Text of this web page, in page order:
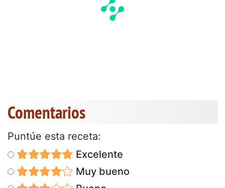
Comentarios
Puntúe esta receta:
Excelente
Muy bueno